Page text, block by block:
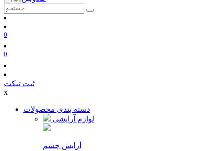
0
0
ثبت تیکت
x
دسته بندی محصولات
لوازم آرایشی
آرایش چشم